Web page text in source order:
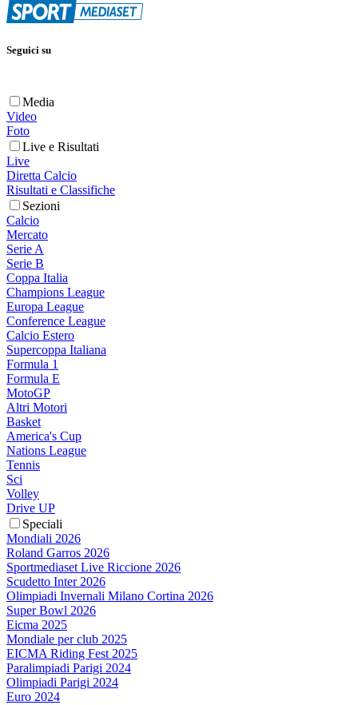
Seguici su
Media
Video
Foto
Live e Risultati
Live
Diretta Calcio
Risultati e Classifiche
Sezioni
Calcio
Mercato
Serie A
Serie B
Coppa Italia
Champions League
Europa League
Conference League
Calcio Estero
Supercoppa Italiana
Formula 1
Formula E
MotoGP
Altri Motori
Basket
America's Cup
Nations League
Tennis
Sci
Volley
Drive UP
Speciali
Mondiali 2026
Roland Garros 2026
Sportmediaset Live Riccione 2026
Scudetto Inter 2026
Olimpiadi Invernali Milano Cortina 2026
Super Bowl 2026
Eicma 2025
Mondiale per club 2025
EICMA Riding Fest 2025
Paralimpiadi Parigi 2024
Olimpiadi Parigi 2024
Euro 2024